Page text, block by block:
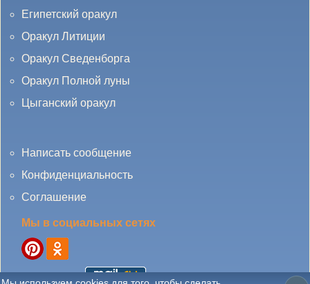
Египетский оракул
Оракул Литиции
Оракул Сведенборга
Оракул Полной луны
Цыганский оракул
Написать сообщение
Конфиденциальность
Соглашение
Мы в социальных сетях